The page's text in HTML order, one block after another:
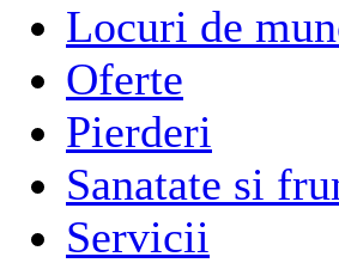
Locuri de
Oferte
Pierderi
Sanatate si
Servicii